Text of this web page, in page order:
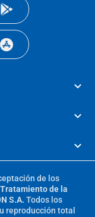
de los
de la
S.A. Todos los
reproducción total